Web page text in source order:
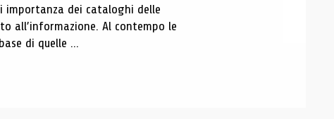
dei cataloghi delle
all’informazione. Al contempo le
di quelle ...